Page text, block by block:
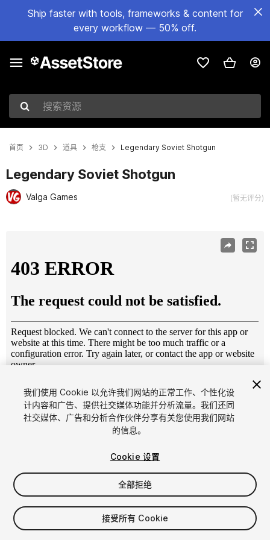
Ship faster with tools, frameworks & content for
every workflow — 50% off.
搜索资源
首页 3D 道具 枪支 Legendary Soviet Shotgun
Legendary Soviet Shotgun
Valga Games (暂无评分)
1/7
$4.99
增值税将在结算时计算
我们使用 Cookie 以允许我们网站的正常工作、个性化设
计内容和广告、提供社交媒体功能并分析流量。我们还同
社交媒体、广告和分析合作伙伴分享有关您使用我们网站
的信息。
Cookie 设置
全部拒绝
接受所有 Cookie